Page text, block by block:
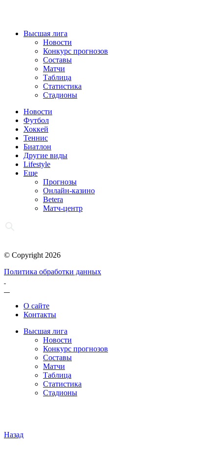
Высшая лига
Новости
Конкурс прогнозов
Составы
Матчи
Таблица
Статистика
Стадионы
Новости
Футбол
Хоккей
Теннис
Биатлон
Другие виды
Lifestyle
Еще
Прогнозы
Онлайн-казино
Betera
Матч-центр
© Copyright 2026
Политика обработки данных
О сайте
Контакты
Высшая лига
Новости
Конкурс прогнозов
Составы
Матчи
Таблица
Статистика
Стадионы
Назад